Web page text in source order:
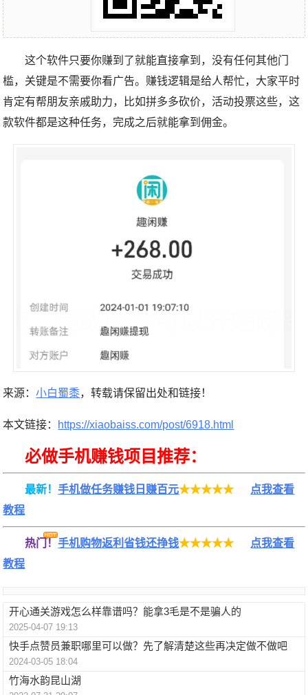
这个软件只要你赚到了就能直接拿到，没有任何其他门
槛，关键是不需要你看广告。赚钱逻辑是给人帮忙，大家平时
肯定有帮朋友亲戚助力，比如拼多多砍价，活动投票这些，这
款软件都是这种任务，完成之后就能拿到佣金。
来源：小白蜀黍，转载请保留出处和链接！
本文链接： https://xiaobaiss.com/post/6918.html
必做手机赚钱项目推荐：
最新！手机做任务赚钱日赚百元★★★★★
点我查看
教程
热门！手机购物返利省钱还挣钱★★★★★
点我查看
教程
开心通关游戏怎么样靠谱吗？能拿3毛是不是骗人的
2025-04-07 19:13
快手点赞员兼职哪里可以做？先了解清楚这些再决定做不做吧
2024-03-05 18:04
竹海水韵昆山湖